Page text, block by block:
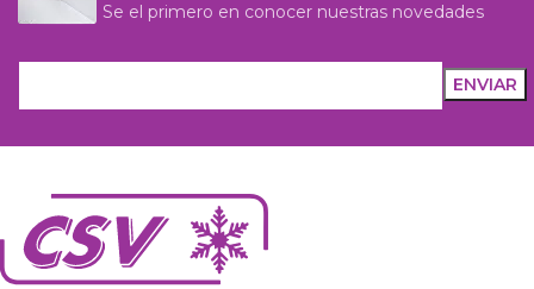
Se el primero en conocer nuestras novedades